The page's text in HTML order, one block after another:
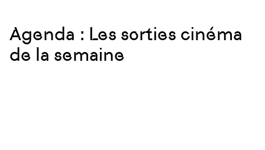
Agenda : Les sorties cinéma
de la semaine